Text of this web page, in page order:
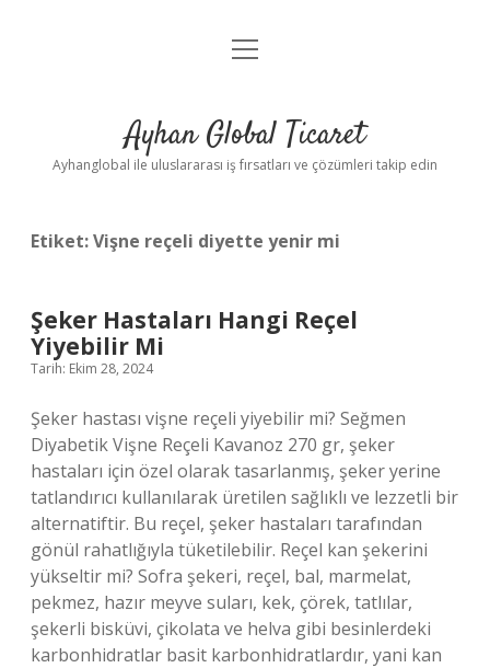
Anasayfa
Yasal Uyarı
menüyü
Ayhan Global Ticaret
Ayhanglobal ile uluslararası iş fırsatları ve çözümleri takip edin
Etiket:Vişne reçeli diyette yenir mi
Şeker Hastaları Hangi Reçel
Yiyebilir Mi
Tarih: Ekim 28, 2024
Şeker hastası vişne reçeli yiyebilir mi? Seğmen
Diyabetik Vişne Reçeli Kavanoz 270 gr, şeker
hastaları için özel olarak tasarlanmış, şeker yerine
tatlandırıcı kullanılarak üretilen sağlıklı ve lezzetli bir
alternatiftir. Bu reçel, şeker hastaları tarafından
gönül rahatlığıyla tüketilebilir. Reçel kan şekerini
yükseltir mi? Sofra şekeri, reçel, bal, marmelat,
pekmez, hazır meyve suları, kek, çörek, tatlılar,
şekerli bisküvi, çikolata ve helva gibi besinlerdeki
karbonhidratlar basit karbonhidratlardır, yani kan